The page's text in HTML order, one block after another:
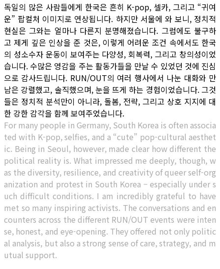
독일의 많은 사람들에게 한국은 흔히 K-pop, 셀카, 그리고 “귀여
운” 팝컬처 이미지로 연상됩니다. 하지만 서울에 와 보니, 정치적
현실은 그와는 얼마나 다른지 분명해졌습니다. 그럼에도 불구하
고 제게 깊은 인상을 준 것은, 이렇게 어려운 조건 속에서도 한국
의 성소수자 운동이 보여주는 다양성, 회복력, 그리고 창의성이었
습니다. 수많은 영감을 주는 활동가들을 만날 수 있었던 것에 진심
으로 감사드립니다. RUN/OUT의 여러 행사에서 나눈 대화와 만
남은 강렬했고, 솔직했으며, 눈을 뜨게 하는 경험이었습니다. 그것
들은 정치적 분석만이 아니라, 돌봄, 전략, 그리고 상호 지지에 대
한 강한 감각을 함께 보여주었습니다.
For many people in Germany, South Korea is often associa
ted with K-pop, selfies, and a “cute” pop-cultural aesthet
ic. Being in Seoul, however, made clear how different the
political reality is. What impressed me deeply, though, w
as the diversity, resilience, and creativity of queer self-org
anization and protest in South Korea – especially under s
uch difficult conditions. I am incredibly grateful to have
met so many inspiring activists. The conversations and en
counters across the different RUN/OUT events were inten
se, honest, and eye-opening. They offered not only politic
al analysis, but also a strong sense of care, strategy, and m
utual support.